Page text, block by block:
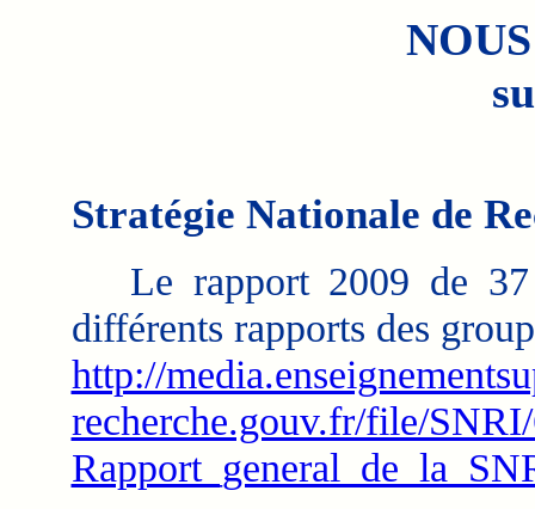
Stratégie Nationale de
Le rapport 2009 de 37
différents rapports des
http://
recherche.gouv.fr/file/